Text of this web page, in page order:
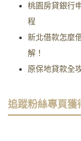
桃園房貸銀行
程
新北借款怎麼
解！
原保地貸款全
追蹤粉絲專頁獲